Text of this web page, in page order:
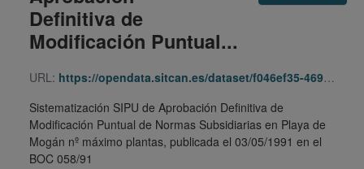
Definitiva de
Modificación Puntual...
URL: https://opendata.sitcan.es/dataset/f046ef35-4699-4251-b8c2-8310dc1f66f9/resource/0e5232ca-a000-4839-a1ab-7dd4217ab1f1/download/moga910503_mpnnss_playademogan_ad_itpu-121212-121212-sipu.zip
Sistematización SIPU de Aprobación Definitiva de
Modificación Puntual de Normas Subsidiarias en Playa de
Mogán nº máximo plantas, publicada el 03/05/1991 en el
BOC 058/91